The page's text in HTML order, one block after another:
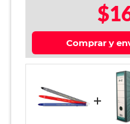
Comprar y